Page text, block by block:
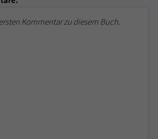
Kommentar zu diesem Buch.